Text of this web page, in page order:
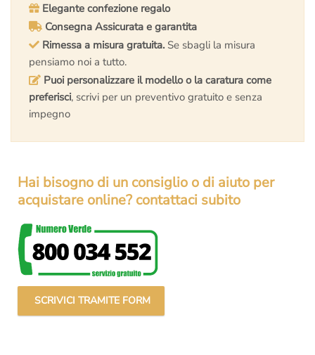
Elegante confezione regalo
Consegna Assicurata e garantita
Rimessa a misura gratuita. Se sbagli la misura
pensiamo noi a tutto.
Puoi personalizzare il modello o la caratura come
preferisci, scrivi per un preventivo gratuito e senza
impegno
Hai bisogno di un consiglio o di aiuto per
acquistare online? contattaci subito
SCRIVICI TRAMITE FORM